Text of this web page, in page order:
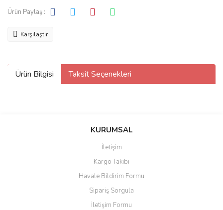
Ürün Paylaş :
Karşılaştır
Ürün Bilgisi Taksit Seçenekleri
KURUMSAL
İletişim
Kargo Takibi
Havale Bildirim Formu
Sipariş Sorgula
İletişim Formu